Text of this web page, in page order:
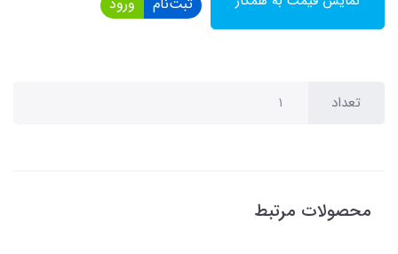
تعداد
محصولات مرتبط